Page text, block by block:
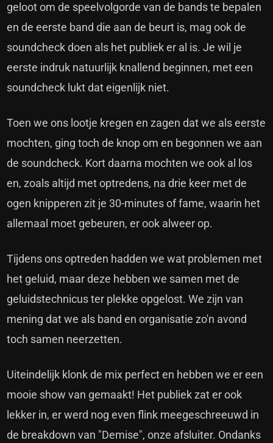
geloot om de speelvolgorde van de bands te bepalen
en de eerste band die aan de beurt is, mag ook de
soundcheck doen als het publiek er al is. Je wil je
eerste indruk natuurlijk knallend beginnen, met een
soundcheck lukt dat eigenlijk niet.
Toen we ons lootje kregen en zagen dat we als eerste
mochten, ging toch de knop om en begonnen we aan
de soundcheck. Kort daarna mochten we ook al los
en, zoals altijd met optredens, na drie keer met de
ogen knipperen zit je 30-minutes of fame, waarin het
allemaal moet gebeuren, er ook alweer op.
Tijdens ons optreden hadden we wat problemen met
het geluid, maar deze hebben we samen met de
geluidstechnicus ter plekke opgelost. We zijn van
mening dat we als band en organisatie zo'n avond
toch samen neerzetten.
Uiteindelijk klonk de mix perfect en hebben we er een
mooie show van gemaakt! Het publiek zat er ook
lekker in, er werd nog even flink meegeschreeuwd in
de breakdown van "Demise", onze afsluiter. Ondanks